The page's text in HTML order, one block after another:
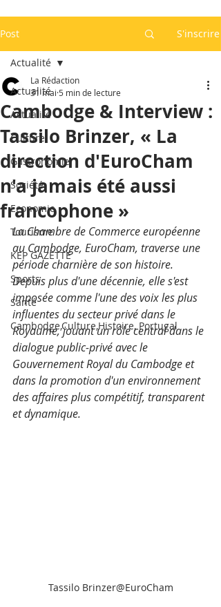
Post S'inscrire
Actualité
Actualité
Culture
Gastronomie
Société
Economie
Tourisme
KEP GAZETTE
Sports
Santé
Cambodge,Culture,Histoire, Portugal
Actualité
Cambodge & Interview :
Tassilo Brinzer, « La
direction d'EuroCham
n'a jamais été aussi
francophone »
La Rédaction
31 mai 5 min de lecture
La Chambre de Commerce européenne
au Cambodge, EuroCham, traverse une
période charnière de son histoire.
Depuis plus d'une décennie, elle s'est
imposée comme l'une des voix les plus
influentes du secteur privé dans le
Royaume, jouant un rôle central dans le
dialogue public-privé avec le
Gouvernement Royal du Cambodge et
dans la promotion d'un environnement
des affaires plus compétitif, transparent
et dynamique.
Tassilo Brinzer@EuroCham